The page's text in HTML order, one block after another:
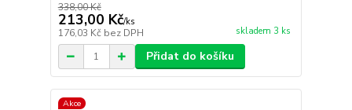
338,00 Kč
213,00 Kč/ks
176,03 Kč bez DPH skladem 3 ks
Přidat do košíku
Akce